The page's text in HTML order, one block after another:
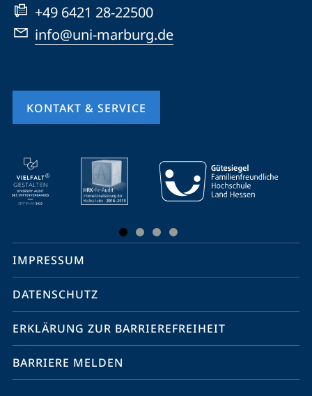
+49 6421 28-22500
info@uni-marburg.de
KONTAKT & SERVICE
Mobile-
Service-
Navigation
Social
Media
Kontakte
IMPRESSUM
DATENSCHUTZ
ERKLÄRUNG ZUR BARRIEREFREIHEIT
BARRIERE MELDEN